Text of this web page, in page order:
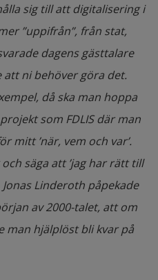
sig till att digitalisering i
”uppifrån”, från stat,
dagens gästtalare
att ni behöver göra det.
då ska man hoppa
som FDLIS där man
mitt ’när, vem och var’.
säga att ’jag har rätt till
Linderoth påpekade
av 2000-talet, att om
man hjälplöst bli kvar på